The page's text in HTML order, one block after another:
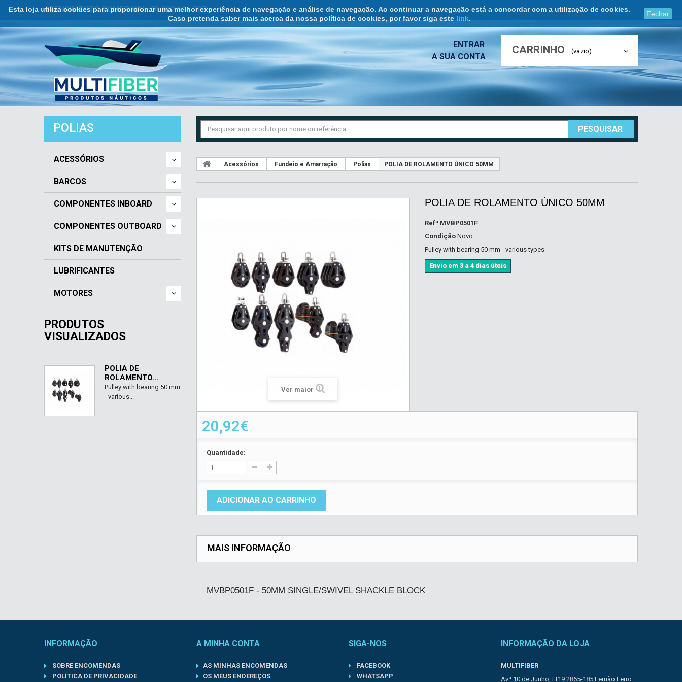
Esta loja utiliza cookies para proporcionar uma melhor experiência de navegação e análise de navegação. Ao continuar a navegação está a concordar com a utilização de cookies.
Caso pretenda saber mais acerca da nossa política de cookies, por favor siga este link.
Fechar
ATENDIMENTO COMERCIAL ☏ 932 121 707
CARRINHO (vazio)
ENTRAR
A SUA CONTA
PESQUISAR
POLIAS
ACESSÓRIOS
BARCOS
COMPONENTES INBOARD
COMPONENTES OUTBOARD
KITS DE MANUTENÇÃO
LUBRIFICANTES
MOTORES
PRODUTOS
VISUALIZADOS
POLIA DE
ROLAMENTO...
Pulley with bearing 50 mm
- various...
Acessórios Fundeio e Amarração Polias POLIA DE ROLAMENTO ÚNICO 50MM
Ver maior
POLIA DE ROLAMENTO ÚNICO 50MM
Refª MVBP0501F
Condição Novo
Pulley with bearing 50 mm - various types
Envio em 3 a 4 dias úteis
20,92€
Quantidade:
ADICIONAR AO CARRINHO
MAIS INFORMAÇÃO
-
MVBP0501F - 50MM SINGLE/SWIVEL SHACKLE BLOCK
INFORMAÇÃO
SOBRE ENCOMENDAS
POLÍTICA DE PRIVACIDADE
A MINHA CONTA
AS MINHAS ENCOMENDAS
OS MEUS ENDEREÇOS
SIGA-NOS
FACEBOOK
WHATSAPP
INFORMAÇÃO DA LOJA
MULTIFIBER
Avª 10 de Junho, Lt19 2865-185 Fernão Ferro